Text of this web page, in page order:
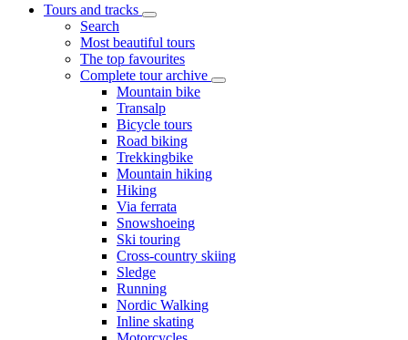
Tours and tracks
Search
Most beautiful tours
The top favourites
Complete tour archive
Mountain bike
Transalp
Bicycle tours
Road biking
Trekkingbike
Mountain hiking
Hiking
Via ferrata
Snowshoeing
Ski touring
Cross-country skiing
Sledge
Running
Nordic Walking
Inline skating